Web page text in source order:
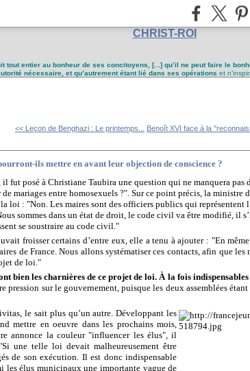
CHRIST-ROI
entier au bonheur de ses concitoyens, [...] qu’il ne peut faire le
nécessaire, et qu’autrement étant lié dans ses opérations et
<< Leçon de Benghazi : Le printemps... Benoît XVI face à la
ils mettre en avant leur objection de conscience ?
fut posé à Christiane Taubira une question qui ne manquera
mariages entre homosexuels ?". Sur ce point précis, la ministre
loi : "Non. Les maires sont des officiers publics qui représentent
sommes dans un état de droit, le code civil va être modifié, il
se soustraire au code civil."
froisser certains d’entre eux, elle a tenu à ajouter : "En
de France. Nous allons systématiser ces contacts, afin que
de loi."
bien les charnières de ce projet de loi. À la fois
pression sur le gouvernement, puisque les deux assemblées
le sait plus qu’un autre. Développant les
mettre en oeuvre dans les prochains mois,
annonce la couleur "influencer les élus", il
une telle loi devait malheureusement être
de son exécution. Il est donc indispensable
les élus municipaux une importante vague de